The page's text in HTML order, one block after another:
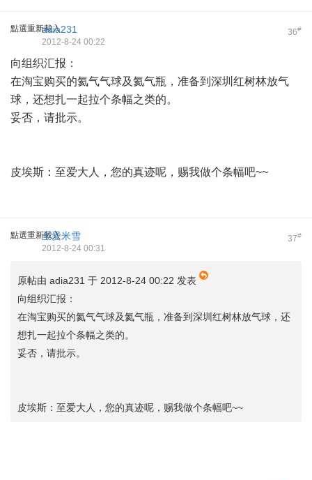
點選重新載入 36#
adia231
2012-8-24 00:22
向组织汇报：
在淘宝购买的氦气气球及氦气瓶，准备到深圳红树林放气
球，还想扎一起拉个条幅之类的。
妥否，请批示。
皮埃斯：至爱大人，您的真迹呢，赐我做个条幅吧~~
點選重新載入 37#
至愛米雪
2012-8-24 00:31
原帖由 adia231 于 2012-8-24 00:22 发表
向组织汇报：
在淘宝购买的氦气气球及氦气瓶，准备到深圳红树林放气球，还
想扎一起拉个条幅之类的。
妥否，请批示。
皮埃斯：至爱大人，您的真迹呢，赐我做个条幅吧~~